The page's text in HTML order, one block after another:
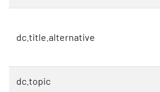
dc.title.alternative
dc.topic